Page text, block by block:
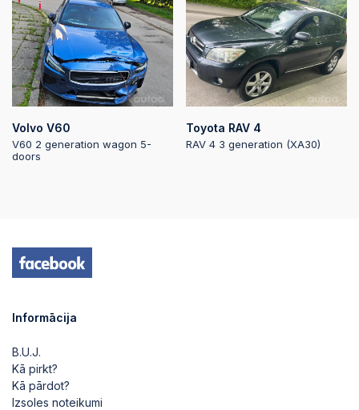
2025-09-03 19:41:00
2025-09-03 19:41:00
Volvo V60
V60 2 generation wagon 5-
doors
Toyota RAV 4
RAV 4 3 generation (XA30)
Informācija
B.U.J.
Kā pirkt?
Kā pārdot?
Izsoles noteikumi